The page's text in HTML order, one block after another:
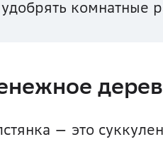
удобрять комнатные
— это